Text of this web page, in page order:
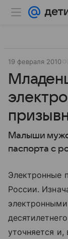
19 февраля 2010
Малыши
паспорта с
Электронные
России.
уточняется и,